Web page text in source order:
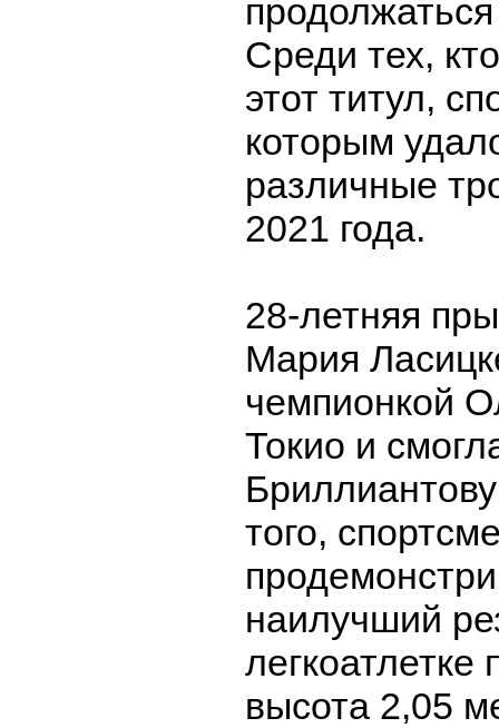
Среди тех,
этот титул,
которым
различные
2021 года.
28-летняя
Мария
чемпионкой
Токио и
того,
наилучший
легкоатлетке
высота 2,05